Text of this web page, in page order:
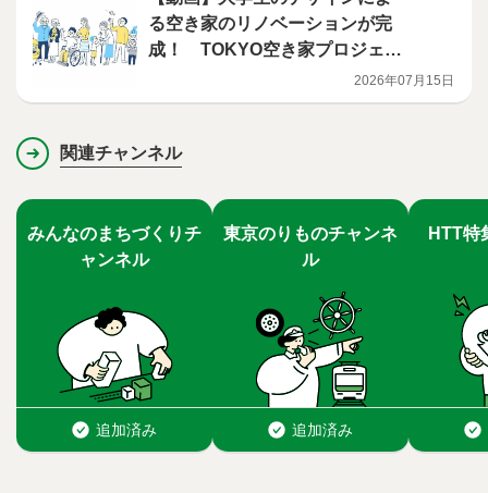
る空き家のリノベーションが完
成！ TOKYO空き家プロジェク
ト ~リノベーション完成篇~ 【字
幕有り】
2026年07月15日
関連チャンネル